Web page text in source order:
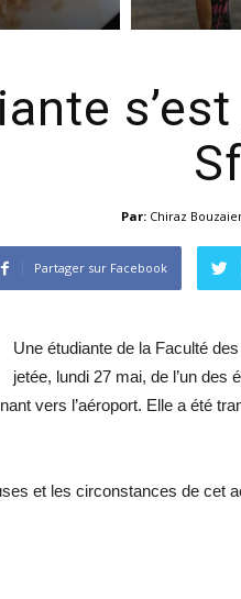
Par: Chiraz
Partager sur Facebook
Une étudiante de la Faculté
jetée, lundi 27 mai, de l’un des
vers l’aéroport. Elle a été
et les circonstances de cet